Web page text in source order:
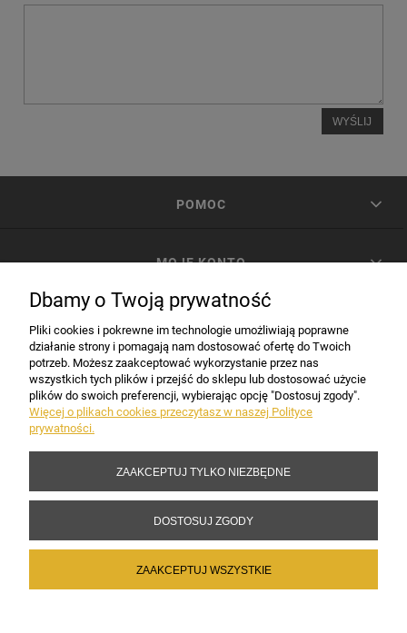
WYŚLIJ
POMOC
MOJE KONTO
INFORMACJE
Copyright 2017-2026 Sakramento.pl
Dbamy o Twoją prywatność
Pliki cookies i pokrewne im technologie umożliwiają poprawne
działanie strony i pomagają nam dostosować ofertę do Twoich
potrzeb. Możesz zaakceptować wykorzystanie przez nas
wszystkich tych plików i przejść do sklepu lub dostosować użycie
plików do swoich preferencji, wybierając opcję "Dostosuj zgody".
Więcej o plikach cookies przeczytasz w naszej Polityce
prywatności.
ZAAKCEPTUJ TYLKO NIEZBĘDNE
DOSTOSUJ ZGODY
ZAAKCEPTUJ WSZYSTKIE